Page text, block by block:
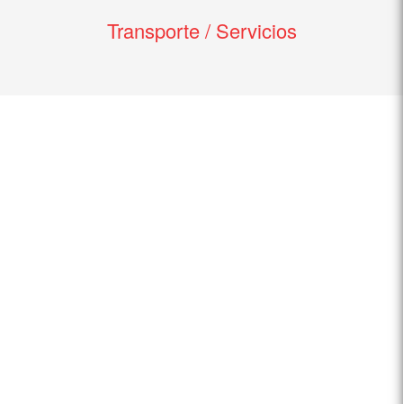
Transporte / Servicios